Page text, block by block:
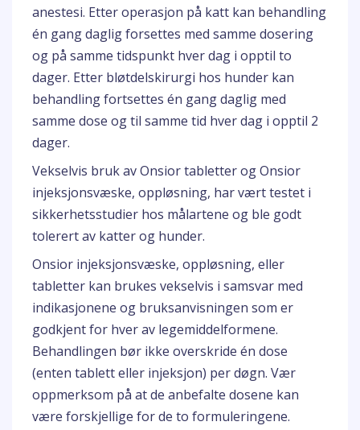
anestesi. Etter operasjon på katt kan behandling
én gang daglig forsettes med samme dosering
og på samme tidspunkt hver dag i opptil to
dager. Etter bløtdelskirurgi hos hunder kan
behandling fortsettes én gang daglig med
samme dose og til samme tid hver dag i opptil 2
dager.
Vekselvis bruk av Onsior tabletter og Onsior
injeksjonsvæske, oppløsning, har vært testet i
sikkerhetsstudier hos målartene og ble godt
tolerert av katter og hunder.
Onsior injeksjonsvæske, oppløsning, eller
tabletter kan brukes vekselvis i samsvar med
indikasjonene og bruksanvisningen som er
godkjent for hver av legemiddelformene.
Behandlingen bør ikke overskride én dose
(enten tablett eller injeksjon) per døgn. Vær
oppmerksom på at de anbefalte dosene kan
være forskjellige for de to formuleringene.